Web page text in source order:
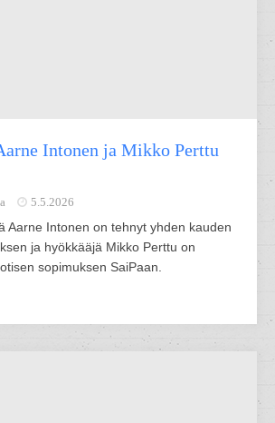
Intonen ja Mikko Perttu
5.5.2026
Aarne Intonen on tehnyt yhden kauden
ja hyökkääjä Mikko Perttu on
sopimuksen SaiPaan.